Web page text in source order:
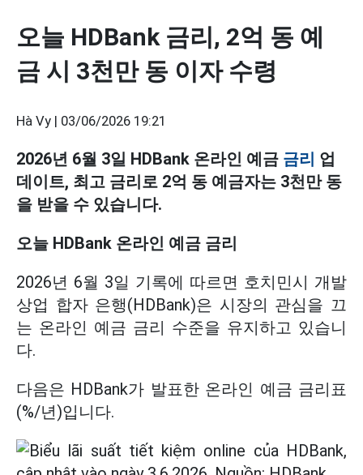
오늘 HDBank 금리, 2억 동 예
금 시 3천만 동 이자 수령
Hà Vy | 03/06/2026 19:21
2026년 6월 3일 HDBank 온라인 예금 금리 업
데이트, 최고 금리로 2억 동 예금자는 3천만 동
을 받을 수 있습니다.
오늘 HDBank 온라인 예금 금리
2026년 6월 3일 기록에 따르면 호치민시 개발
상업 합자 은행(HDBank)은 시장의 관심을 끄
는 온라인 예금 금리 수준을 유지하고 있습니
다.
다음은 HDBank가 발표한 온라인 예금 금리표
(%/년)입니다.